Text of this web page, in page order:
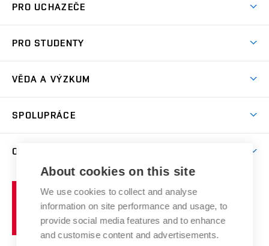
PRO UCHAZEČE
Jak se dostat na FCH
Den otevřených dveří
E-přihláška
PRO STUDENTY
Studijní programy
Pro prváky
Knihovna
Studium a stáže v zahraničí
Pracovní nabídky
Den chemie
Chemici z VUT
VĚDA A VÝZKUM
Výzkumné skupiny
Výsledky VaV
Projekty
Úspěchy a ocenění
Konference a soutěže
SPOLUPRÁCE
Fórum Chemistry and Life
Střední školy a FCH
Popularizace vědy
O FAKULTĚ
Organizační struktura
Historie fakulty
Kalendář akcí
Fotogalerie
Vysoké
učení
technické
v
About cookies on this site
We use cookies to collect and analyse
information on site performance and usage, to
provide social media features and to enhance
and customise content and advertisements.